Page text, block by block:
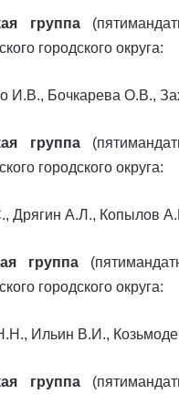
группа
городского округа:
И.В., Бочкарева О.В.,
группа
городского округа:
Дрягин А.Л., Копылов
группа
городского округа:
Ильин В.И.,
группа